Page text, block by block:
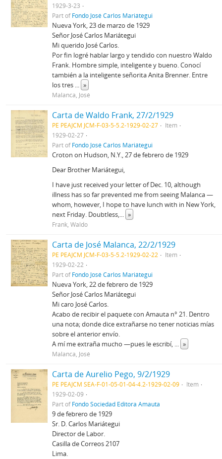
1929-3-23
Part ofFondo José Carlos Mariátegui
Nueva York, 23 de marzo de 1929
Señor José Carlos Mariátegui
Mi querido José Carlos.
Por fin logré hablar largo y tendido con nuestro Waldo
Frank. Hombre simple, inteligente y bueno. Conocí
también a la inteligente señorita Anita Brenner. Entre
los tres ... »
Malanca, José
Carta de Waldo Frank, 27/2/1929
PE PEAJCM JCM-F-03-5-5.2-1929-02-27
Item
1929-02-27
Part ofFondo José Carlos Mariátegui
Croton on Hudson, N.Y., 27 de febrero de 1929
Dear Brother Mariátegui,
I have just received your letter of Dec. 10, although
illness has so far prevented me from seeing Malanca —
whom, however, I hope to have lunch with in New York,
next Friday. Doubtless,... »
Frank, Waldo
Carta de José Malanca, 22/2/1929
PE PEAJCM JCM-F-03-5-5.2-1929-02-22
Item
1929-02-22
Part ofFondo José Carlos Mariátegui
Nueva York, 22 de febrero de 1929
Señor José Carlos Mariátegui
Mi caro José Carlos.
Acabo de recibir el paquete con Amauta n° 21. Dentro
una nota; donde dice extrañarse no tener noticias mías
sobre el anterior envío.
A mí me extraña mucho —pues le escribí, ... »
Malanca, José
Carta de Aurelio Pego, 9/2/1929
PE PEAJCM SEA-F-01-05-01-04-4.2-1929-02-09
Item
1929-02-09
Part ofFondo Sociedad Editora Amauta
9 de febrero de 1929
Sr. D. Carlos Mariátegui
Director de Labor.
Casilla de Correos 2107
Lima.